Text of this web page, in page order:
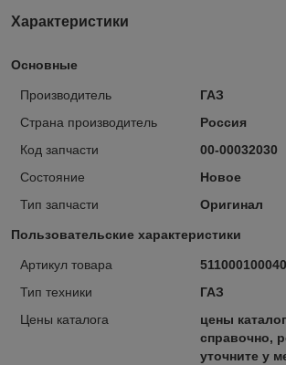
Характеристики
Основные
Производитель
ГАЗ
Страна производитель
Россия
Код запчасти
00-00032030
Состояние
Новое
Тип запчасти
Оригинал
Пользовательские характеристики
Артикул товара
Тип техники
ГАЗ
Цены каталога
цены
справочно,
уточните у